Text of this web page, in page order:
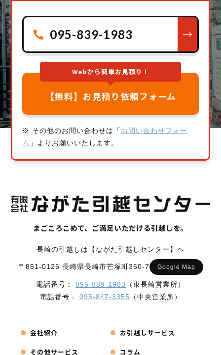
095-839-1983
Webから簡単お見積り！
【無料】お見積り依頼フォーム
※ その他のお問い合わせは「 お問い合わせフォー
ム 」よりお願いいたします。
まごころこめて、ご満足いただける引越しを。
長崎の引越しは【ながた引越しセンター】へ
〒851-0126 長崎県長崎市芒塚町360-7 Google Map
電話番号： 095-839-1983
（東長崎営業所）
電話番号： 095-847-3355 （中央営業所）
会社紹介 お引越しサービス
その他サービス コラム